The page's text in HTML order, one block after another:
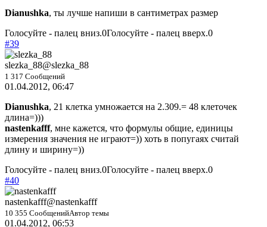
Dianushka, ты лучше напиши в сантиметрах размер
Голосуйте - палец вниз.0Голосуйте - палец вверх.0
#39
slezka_88@slezka_88
1 317 Сообщений
01.04.2012, 06:47
Dianushka, 21 клетка умножается на 2.309.= 48 клеточек
длина=)))
nastenkafff, мне кажется, что формулы общие, единицы
измерения значения не играют=)) хоть в попугаях считай
длину и ширину=))
Голосуйте - палец вниз.0Голосуйте - палец вверх.0
#40
nastenkafff@nastenkafff
10 355 СообщенийАвтор темы
01.04.2012, 06:53